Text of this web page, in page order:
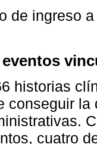
de ingreso
historias
conseguir
cuatro